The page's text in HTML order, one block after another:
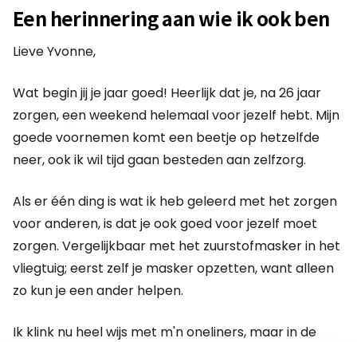
Een herinnering aan wie ik ook ben
Lieve Yvonne,
Wat begin jij je jaar goed! Heerlijk dat je, na 26 jaar
zorgen, een weekend helemaal voor jezelf hebt. Mijn
goede voornemen komt een beetje op hetzelfde
neer, ook ik wil tijd gaan besteden aan zelfzorg.
Als er één ding is wat ik heb geleerd met het zorgen
voor anderen, is dat je ook goed voor jezelf moet
zorgen. Vergelijkbaar met het zuurstofmasker in het
vliegtuig; eerst zelf je masker opzetten, want alleen
zo kun je een ander helpen.
Ik klink nu heel wijs met m'n oneliners, maar in de